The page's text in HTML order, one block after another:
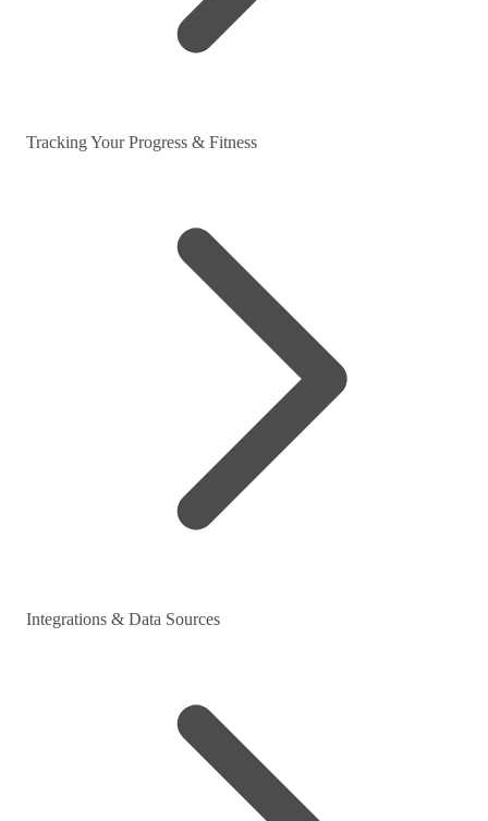
Tracking Your Progress & Fitness
Integrations & Data Sources